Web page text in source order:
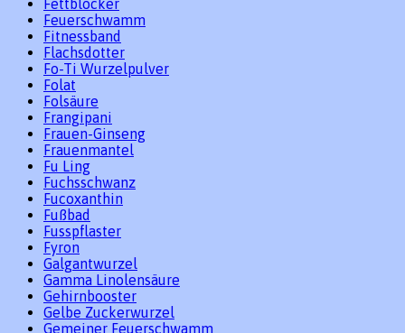
Feuerschwamm
Fitnessband
Flachsdotter
Fo-Ti Wurzelpulver
Folat
Folsäure
Frangipani
Frauen-Ginseng
Frauenmantel
Fu Ling
Fuchsschwanz
Fucoxanthin
Fußbad
Fusspflaster
Fyron
Galgantwurzel
Gamma Linolensäure
Gehirnbooster
Gelbe Zuckerwurzel
Gemeiner Feuerschwamm